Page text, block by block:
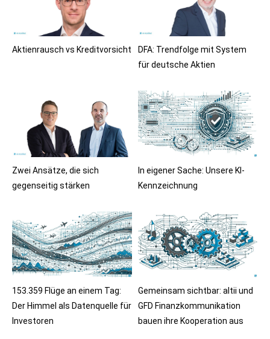
Aktienrausch vs Kreditvorsicht
DFA: Trendfolge mit System
für deutsche Aktien
Zwei Ansätze, die sich
gegenseitig stärken
In eigener Sache: Unsere KI-
Kennzeichnung
153.359 Flüge an einem Tag:
Der Himmel als Datenquelle für
Investoren
Gemeinsam sichtbar: altii und
GFD Finanzkommunikation
bauen ihre Kooperation aus